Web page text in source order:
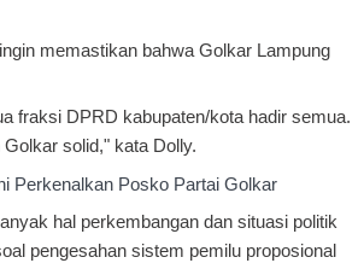
memastikan bahwa Golkar Lampung
fraksi DPRD kabupaten/kota hadir semua.
solid," kata Dolly.
Perkenalkan Posko Partai Golkar
hal perkembangan dan situasi politik
pengesahan sistem pemilu proposional